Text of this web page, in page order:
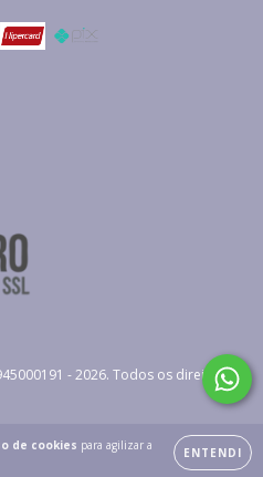
de cookies para agilizar a
ENTENDI
- 2026. Todos os direitos